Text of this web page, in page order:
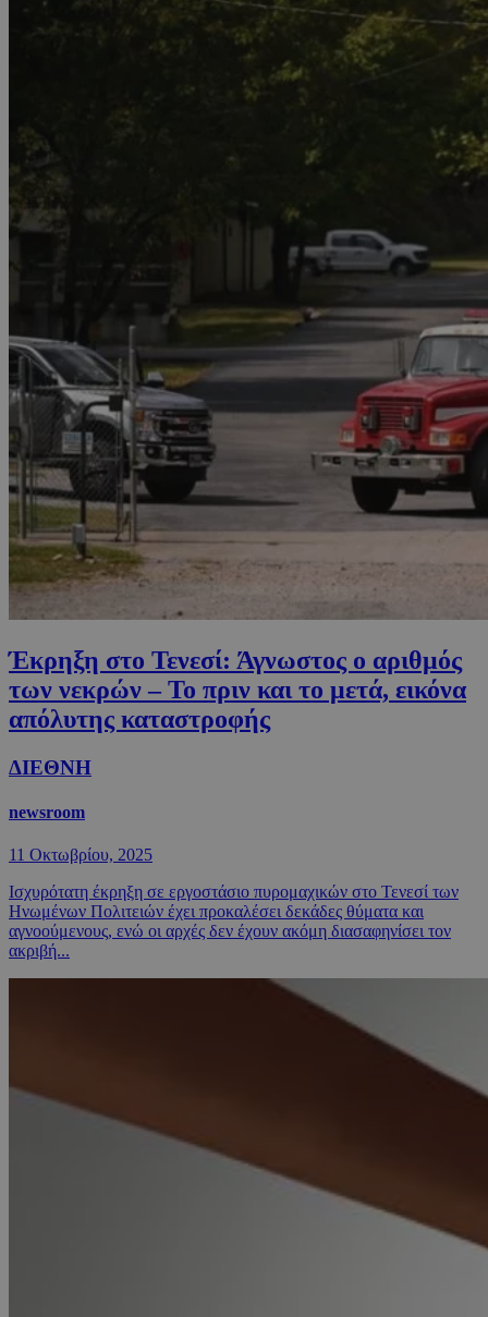
Έκρηξη στο Τενεσί: Άγνωστος ο αριθμός
των νεκρών – Το πριν και το μετά, εικόνα
απόλυτης καταστροφής
ΔΙΕΘΝΗ
newsroom
11 Οκτωβρίου, 2025
Ισχυρότατη έκρηξη σε εργοστάσιο πυρομαχικών στο Τενεσί των
Ηνωμένων Πολιτειών έχει προκαλέσει δεκάδες θύματα και
αγνοούμενους, ενώ οι αρχές δεν έχουν ακόμη διασαφηνίσει τον
ακριβή...